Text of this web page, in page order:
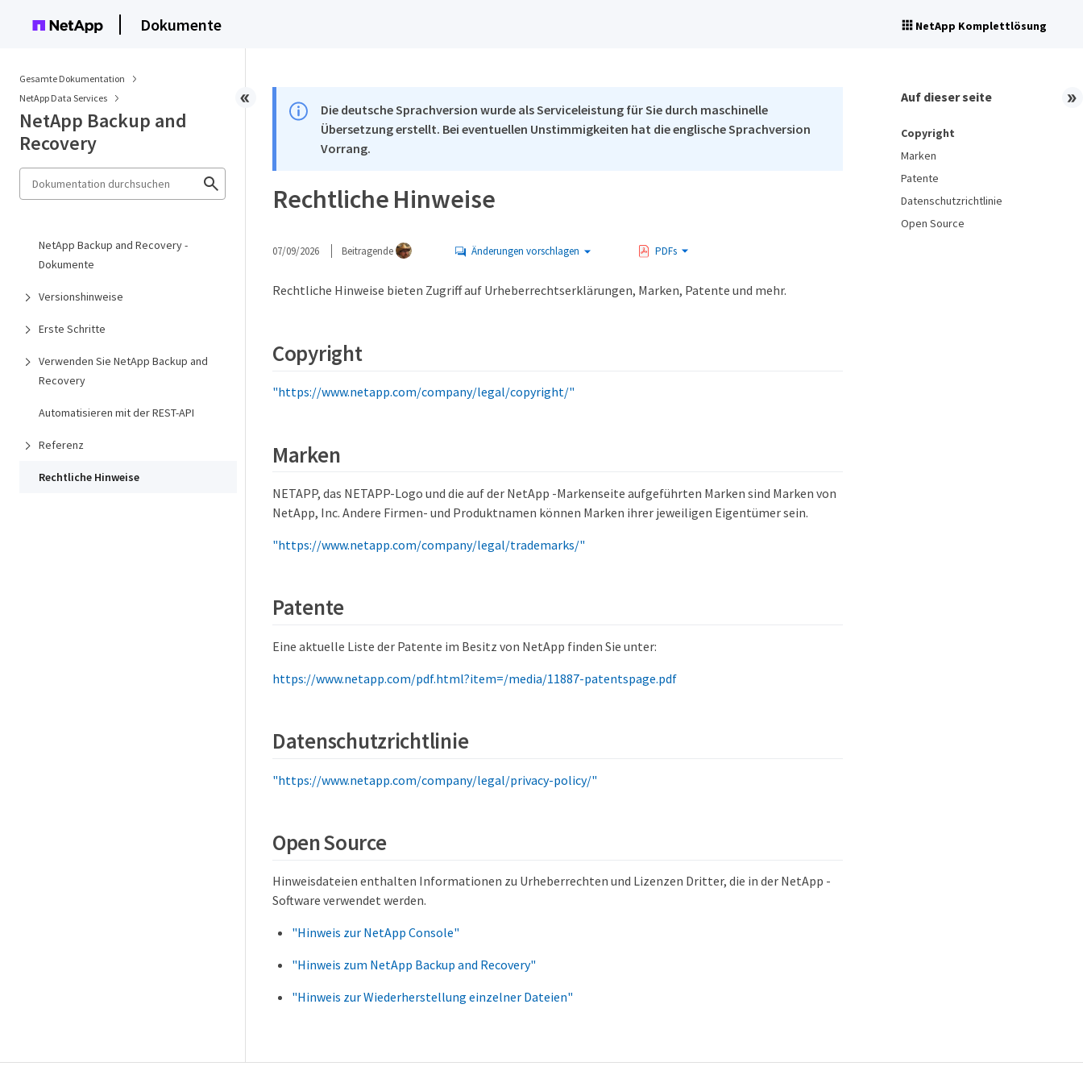
Dokumente NetApp Komplettlösung
Gesamte Dokumentation
NetApp Data Services
NetApp Backup and
Recovery
NetApp Backup and Recovery -
Dokumente
Versionshinweise
Erste Schritte
Verwenden Sie NetApp Backup and
Recovery
Automatisieren mit der REST-API
Referenz
Rechtliche Hinweise
Die deutsche Sprachversion wurde als Serviceleistung für Sie durch maschinelle
Übersetzung erstellt. Bei eventuellen Unstimmigkeiten hat die englische Sprachversion
Vorrang.
Rechtliche Hinweise
07/09/2026 Beitragende Änderungen vorschlagen PDFs
Rechtliche Hinweise bieten Zugriff auf Urheberrechtserklärungen, Marken, Patente und mehr.
Copyright
"https://www.netapp.com/company/legal/copyright/"
Marken
NETAPP, das NETAPP-Logo und die auf der NetApp -Markenseite aufgeführten Marken sind Marken von
NetApp, Inc. Andere Firmen- und Produktnamen können Marken ihrer jeweiligen Eigentümer sein.
"https://www.netapp.com/company/legal/trademarks/"
Patente
Eine aktuelle Liste der Patente im Besitz von NetApp finden Sie unter:
https://www.netapp.com/pdf.html?item=/media/11887-patentspage.pdf
Datenschutzrichtlinie
"https://www.netapp.com/company/legal/privacy-policy/"
Open Source
Hinweisdateien enthalten Informationen zu Urheberrechten und Lizenzen Dritter, die in der NetApp -
Software verwendet werden.
"Hinweis zur NetApp Console"
"Hinweis zum NetApp Backup and Recovery"
"Hinweis zur Wiederherstellung einzelner Dateien"
Auf dieser seite
Copyright
Marken
Patente
Datenschutzrichtlinie
Open Source